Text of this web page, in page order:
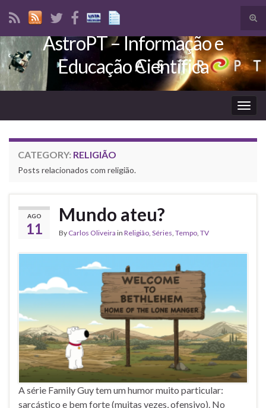
Search for:
AstroPT – Informação e
Educação Científica
CATEGORY: RELIGIÃO
Posts relacionados com religião.
AGO
11
Mundo ateu?
By Carlos Oliveira in Religião, Séries, Tempo, TV
A série Family Guy tem um humor muito particular:
sarcástico e bem forte (muitas vezes, ofensivo). No